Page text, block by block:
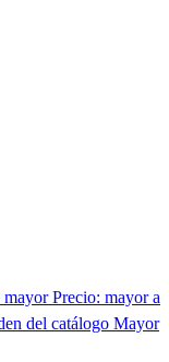
mayorPrecio: mayor a
del catálogo Mayor